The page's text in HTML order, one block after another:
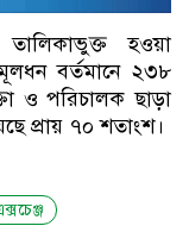
হওয়া
বর্তমানে ২৩৮
ও পরিচালক ছাড়া
প্রায় ৭০ শতাংশ।